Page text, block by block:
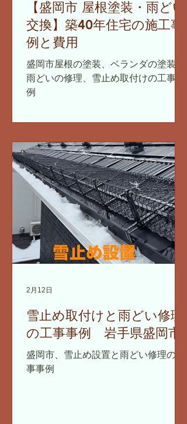
【盛岡市 屋根塗装・雨どい
交換】築40年住宅の施工事
例と費用
盛岡市屋根の塗装、ベランダの塗装、
雨どいの修理、雪止め取付けの工事事
例
雪止め取付けと雨どい修理
の工事事例 岩手県盛岡市
盛岡市、雪止め設置と雨どい修理の工
事事例
2月12日